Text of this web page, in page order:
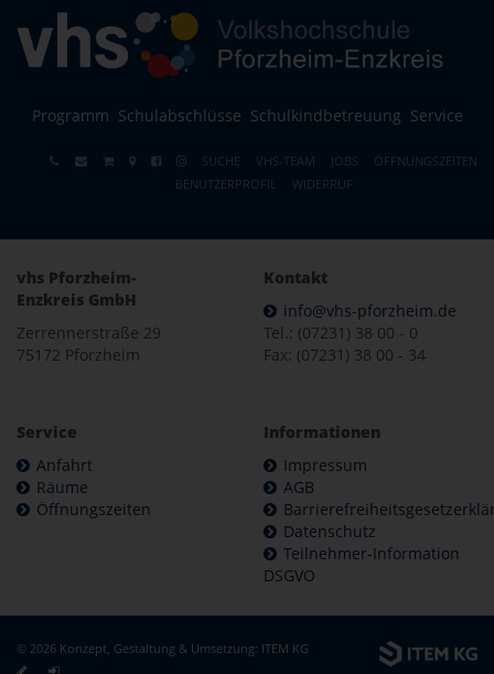
Programm Schulabschlüsse Schulkindbetreuung Service
SUCHE VHS-TEAM JOBS
ÖFFNUNGSZEITEN
BENUTZERPROFIL
WIDERRUF
vhs Pforzheim-
Enzkreis GmbH
Zerrennerstraße 29
75172 Pforzheim
Kontakt
info@vhs-pforzheim.de
Tel.: (07231) 38 00 - 0
Fax: (07231) 38 00 - 34
Service
Anfahrt
Räume
Öffnungszeiten
Informationen
Impressum
AGB
Datenschutz
Teilnehmer-Information
DSGVO
© 2026 Konzept, Gestaltung & Umsetzung: ITEM KG